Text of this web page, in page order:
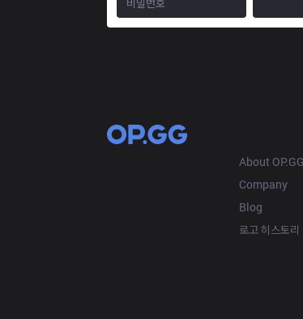
About OP.GG
Company
Blog
로고 히스토리